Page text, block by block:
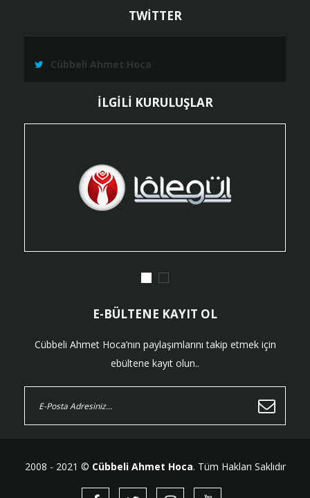
TWİTTER
Cübbeli Ahmet Hoca
İLGİLİ KURULUŞLAR
E-BÜLTENE KAYIT OL
Cübbeli Ahmet Hoca’nın paylaşımlarını takip etmek için
ebültene kayıt olun..
2008 - 2021 © Cübbeli Ahmet Hoca. Tüm Hakları Saklıdır